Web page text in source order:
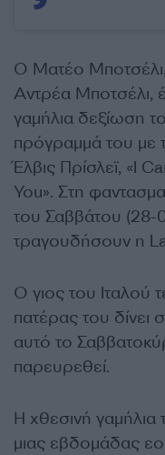
Ο Ματέο
Αντρέα Μποτσέλι,
γαμήλια δεξίωση
πρόγραμμά του με
Έλβις Πρίσλεϊ, «I
You». Στη
του Σαββάτου (28-
τραγουδήσουν η
Ο γιος του Ιταλού
πατέρας του δίνει
αυτό το
παρευρεθεί.
Η χθεσινή
μιας εβδομάδας